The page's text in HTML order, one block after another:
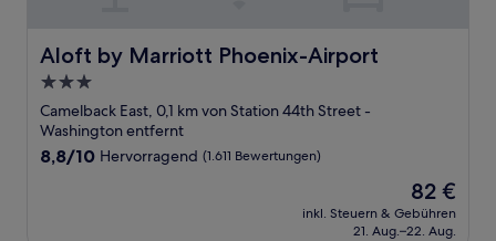
Aloft by Marriott Phoenix-Airport
Aloft by Marriott Phoenix-Airport
3.0-
Sterne-
Unterkunft
Camelback East, 0,1 km von Station 44th Street -
Washington entfernt
8.8
8,8/10 Hervorragend (1.611 Bewertungen)
Der
Preis
beträgt
82 €
inkl. Steuern & Gebühren
21. Aug.–22. Aug.